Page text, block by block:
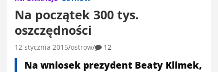
Na początek 300 tys.
oszczędności
12 stycznia 2015 ostrow 12
Na wniosek prezydent Beaty Klimek,